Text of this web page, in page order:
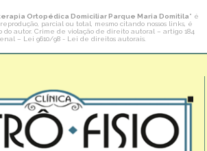
Ortopédica Domiciliar Parque Maria Domitila" é
parcial ou total, mesmo citando nossos links, é
do autor. Crime de violação de direito autoral – artigo 184
– Lei 9610/98 - Lei de direitos autorais.